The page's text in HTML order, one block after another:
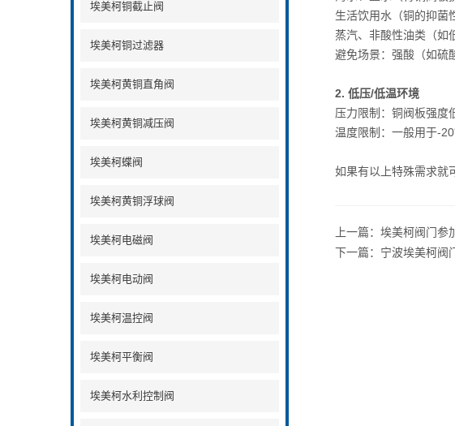
埃美柯铜截止阀
埃美柯铜过滤器
埃美柯黄铜直角阀
埃美柯黄铜减压阀
埃美柯蝶阀
埃美柯黄铜浮球阀
埃美柯电磁阀
埃美柯电动阀
埃美柯温控阀
埃美柯平衡阀
埃美柯水利控制阀
生活饮用水（铜的抑菌
蒸汽、非酸性油类（如
避免场景：强酸（如硫
2. 低压/低温环境
压力限制：铜阀板强度
温度限制：一般用于-
如果有以上特殊需求就
上一篇： 埃美柯阀门参
下一篇： 宁波埃美柯阀